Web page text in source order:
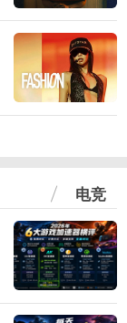
电竞